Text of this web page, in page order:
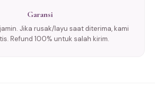
Garansi
Jika rusak/layu saat diterima, kami
Refund 100% untuk salah kirim.